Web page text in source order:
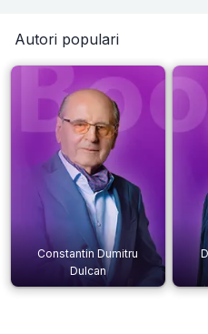
Autori populari
Constantin Dumitru
Dulcan